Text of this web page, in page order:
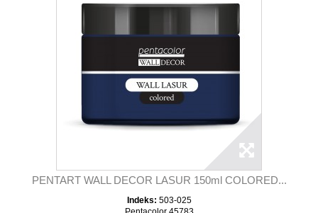
PENTART WALL DECOR LASUR 150ml COLORED...
Indeks: 503-025